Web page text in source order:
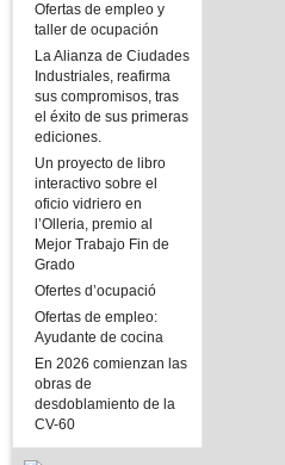
Ofertas de empleo y
taller de ocupación
La Alianza de Ciudades
Industriales, reafirma
sus compromisos, tras
el éxito de sus primeras
ediciones.
Un proyecto de libro
interactivo sobre el
oficio vidriero en
l’Olleria, premio al
Mejor Trabajo Fin de
Grado
Ofertes d’ocupació
Ofertas de empleo:
Ayudante de cocina
En 2026 comienzan las
obras de
desdoblamiento de la
CV-60